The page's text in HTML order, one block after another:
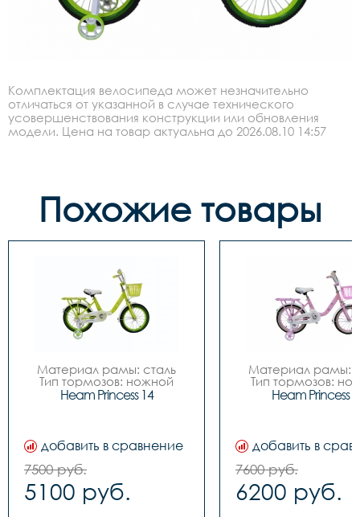
Комплектация велосипеда может незначительно
отличаться от указанной в случае технического
усовершенствования конструкции или обновления
модели. Цена на товар актуальна до 2026.08.10 14:57
Похожие товары
Материал рамы: сталь
Тип тормозов: ножной
Диаметр колес: 14
Задний переключатель
-
Передний переключатель
Манетки		-
Шатуны (Система)
Heam Princess 14
добавить в сравнение
7500 руб.
5100 руб.
Материал рамы:
Тип тормозов:
Диаметр
Задний
-
Передний
Манетки		-
Шатуны (Система)
Heam Princess
добавить в
7600 руб.
6200 руб.